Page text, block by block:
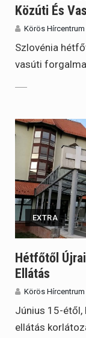
Közúti És
Körös Hírcentrum
Szlovénia
vasúti
EXTRA
Hétfőtől
Ellátás
Körös Hírcentrum
Június 15-étől,
ellátás